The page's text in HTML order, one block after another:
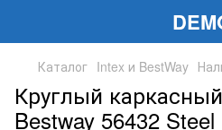
Каталог Intex и BestWay
Круглый
Bestway 56432